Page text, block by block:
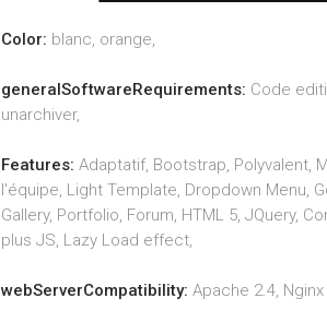
Color: blanc, orange,
generalSoftwareRequirements: Code
unarchiver,
Features: Adaptatif, Bootstrap, Polyvalent,
l'équipe, Light Template, Dropdown Menu,
Gallery, Portfolio, Forum, HTML 5, JQuery,
plus JS, Lazy Load effect,
webServerCompatibility: Apache 2.4, Nginx